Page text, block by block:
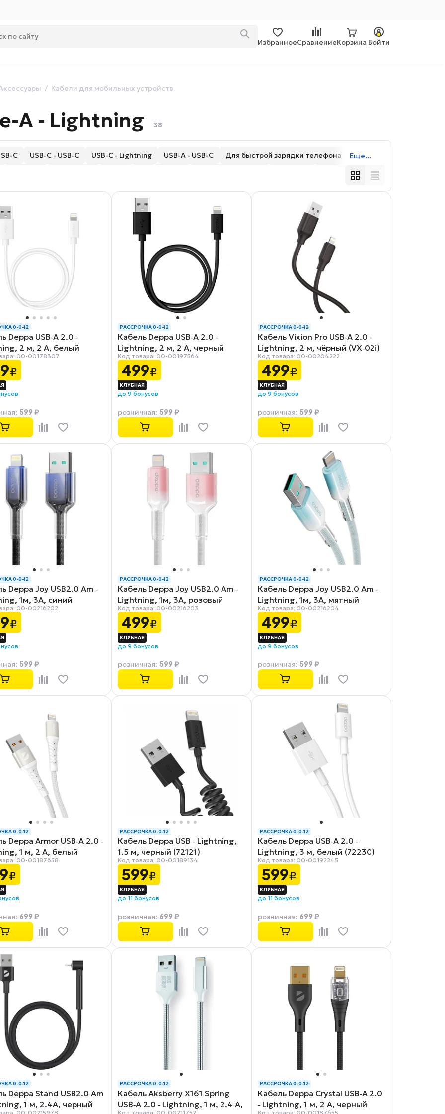
ИзбранноеСравнениеКорзина Войти
Кабели для мобильных устройств
A - Lightning 38
Еще...
C USB-C - USB-C USB-C - Lightning USB-A - USB-C
Для быстрой зарядки телефона
TPE
ПВХ Стальные Переходники
0-0-12
Deppa USB‑A 2.0 ‑
2 м, 2 А, белый
00-00178307
₽
: 599 ₽
РАССРОЧКА 0-0-12
Кабель Deppa USB‑A 2.0 ‑
Lightning, 2 м, 2 А, черный
(72224)
Код товара: 00-00197564
499₽
до 9 бонусов
розничная: 599 ₽
РАССРОЧКА 0-0-12
Кабель Vixion Pro USB‑A 2.0 ‑
Lightning, 2 м, чёрный (VX‑02i)
Код товара: 00-00204222
499₽
до 9 бонусов
розничная: 599 ₽
0-0-12
Deppa Joy USB2.0 Am ‑
1м, 3A, синий
00-00216202
₽
: 599 ₽
РАССРОЧКА 0-0-12
Кабель Deppa Joy USB2.0 Am ‑
Lightning, 1м, 3A, розовый
Код товара: 00-00216203
499₽
до 9 бонусов
розничная: 599 ₽
РАССРОЧКА 0-0-12
Кабель Deppa Joy USB2.0 Am ‑
Lightning, 1м, 3A, мятный
Код товара: 00-00216204
499₽
до 9 бонусов
розничная: 599 ₽
0-0-12
Deppa Armor USB‑A 2.0 ‑
1 м, 2 А, белый
00-00187658
₽
: 699 ₽
РАССРОЧКА 0-0-12
Кабель Deppa USB ‑ Lightning,
1.5 м, черный (72121)
Код товара: 00-00189134
599₽
до 11 бонусов
розничная: 699 ₽
РАССРОЧКА 0-0-12
Кабель Deppa USB‑A 2.0 ‑
Lightning, 3 м, белый (72230)
Код товара: 00-00192245
599₽
до 11 бонусов
розничная: 699 ₽
0-0-12
Deppa Stand USB2.0 Am
1 м, 2.4A, черный
00-00215978
РАССРОЧКА 0-0-12
Кабель Aksberry X161 Spring
USB‑A 2.0 ‑ Lightning, 1 м, 2.4 А,
Код товара: 00-00211757
РАССРОЧКА 0-0-12
Кабель Deppa Crystal USB‑A 2.0
‑ Lightning, 1 м, 2 А, черный
Код товара: 00-00187655